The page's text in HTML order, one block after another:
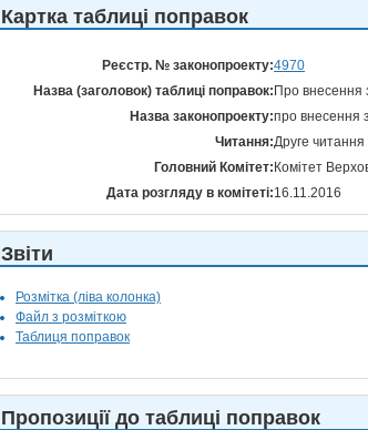
Картка таблиці поправок
Реєстр. № законопроекту:4970
Назва (заголовок) таблиці поправок: Про внесення
Назва законопроекту:про внесення
Читання:Друге читання
Головний Комітет: Комітет
Дата розгляду в комітеті:16.11.2016
Звіти
Розмітка (ліва колонка)
Файл з розміткою
Таблиця поправок
Пропозиції до таблиці поправок